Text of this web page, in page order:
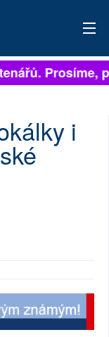
Prosíme,
i